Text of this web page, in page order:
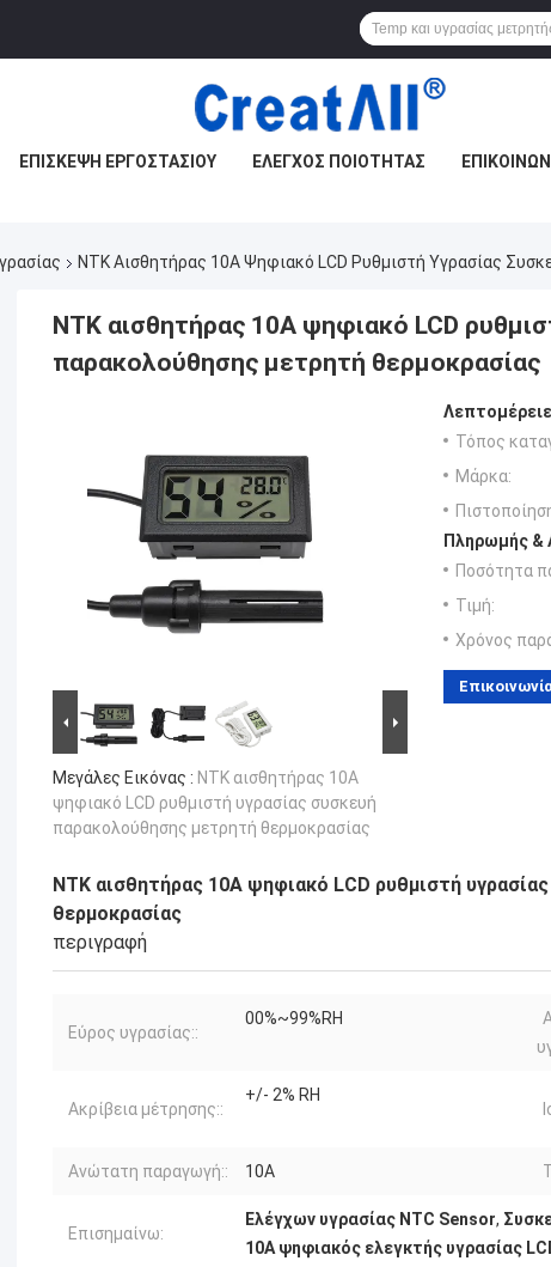
ΕΠΙΣΚΕΨΉ ΕΡΓΟΣΤΑΣΊΟΥ ΈΛΕΓΧΟΣ ΠΟΙΌΤΗΤΑΣ
ΝΤΚ Αισθητήρας 10A Ψηφιακό LCD Ρυθμιστή Υγρασίας
ΝΤΚ αισθητήρας 10A ψηφιακό LCD
παρακολούθησης μετρητή θερμοκρασίας
Μεγάλες Εικόνας : ΝΤΚ αισθητήρας 10A
ψηφιακό LCD ρυθμιστή υγρασίας συσκευή
παρακολούθησης μετρητή θερμοκρασίας
Τόπος
Μάρκα:
Πληρωμής &
Ποσότητα
Τιμή:
Χρόνος
ΝΤΚ αισθητήρας 10A ψηφιακό LCD ρυθμιστή
θερμοκρασίας
περιγραφή
Εύρος υγρασίας::
00%~99%RH
Ακρίβεια μέτρησης::
+/- 2% RH
Ανώτατη παραγωγή:: 10A
Επισημαίνω:
Ελέγχων υγρασίας NTC Sensor,
10A ψηφιακός ελεγκτής υγρασίας